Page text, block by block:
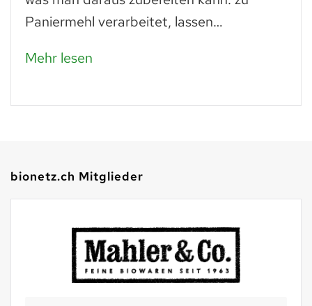
Paniermehl verarbeitet, lassen…
Mehr lesen
bionetz.ch Mitglieder